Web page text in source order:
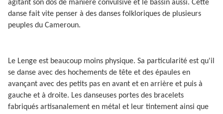
agitant son dos de manière convulsive et le bassin aussi. Cette
danse fait vite penser à des danses folkloriques de plusieurs
peuples du Cameroun.
Le Lenge est beaucoup moins physique. Sa particularité est qu'il
se danse avec des hochements de tête et des épaules en
avançant avec des petits pas en avant et en arrière et puis à
gauche et à droite. Les danseuses portes des bracelets
fabriqués artisanalement en métal et leur tintement ainsi que